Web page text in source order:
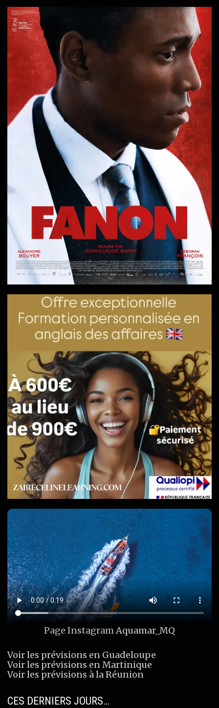
Page InstagramAquamar_MQ
Voir les prévisions en Guadeloupe
Voir les prévisions en Martinique
Voir les prévisions à la Réunion
CES DERNIERS JOURS…